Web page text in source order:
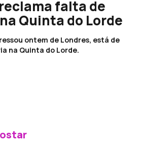
falta de
Quinta do Lorde
ontem de Londres, está de
na Quinta do Lorde.